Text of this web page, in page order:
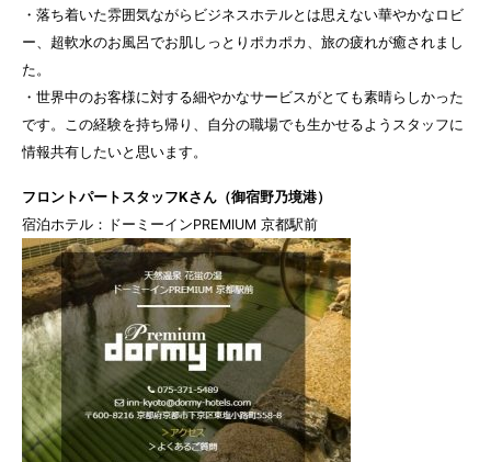
・落ち着いた雰囲気ながらビジネスホテルとは思えない華やかなロビ
ー、超軟水のお風呂でお肌しっとりポカポカ、旅の疲れが癒されまし
た。
・世界中のお客様に対する細やかなサービスがとても素晴らしかった
です。この経験を持ち帰り、自分の職場でも生かせるようスタッフに
情報共有したいと思います。
フロントパートスタッフKさん（御宿野乃境港）
宿泊ホテル： ドーミーインPREMIUM 京都駅前